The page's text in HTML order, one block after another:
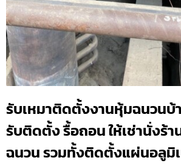
รับเหมาติดตั้งงานหุ้มฉนวนบ้
รับติดตั้ง รื้อถอน ให้เช่านั่งร้า
ฉนวน รวมทั้งติดตั้งแผ่นอลูมิ